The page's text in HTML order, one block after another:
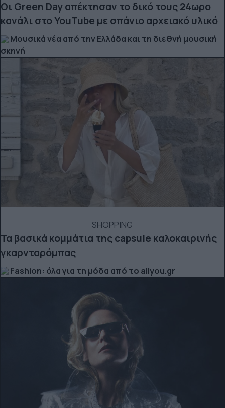
Οι Green Day απέκτησαν το δικό τους 24ωρο
κανάλι στο YouTube με σπάνιο αρχειακό υλικό
Μουσικά νέα από την Ελλάδα και τη διεθνή μουσική
σκηνή
SHOPPING
Τα βασικά κομμάτια της capsule καλοκαιρινής
γκαρνταρόμπας
Fashion: όλα για τη μόδα από το allyou.gr